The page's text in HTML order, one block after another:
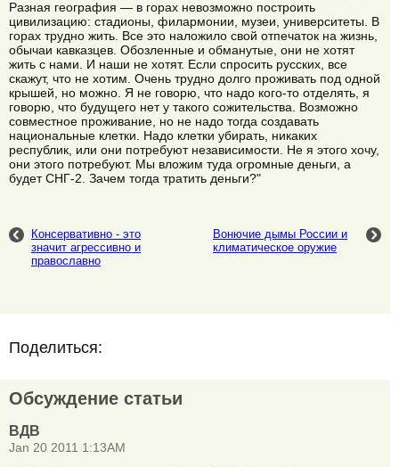
Разная география — в горах невозможно построить
цивилизацию: стадионы, филармонии, музеи, университеты. В
горах трудно жить. Все это наложило свой отпечаток на жизнь,
обычаи кавказцев. Обозленные и обманутые, они не хотят
жить с нами. И наши не хотят. Если спросить русских, все
скажут, что не хотим. Очень трудно долго проживать под одной
крышей, но можно. Я не говорю, что надо кого-то отделять, я
говорю, что будущего нет у такого сожительства. Возможно
совместное проживание, но не надо тогда создавать
национальные клетки. Надо клетки убирать, никаких
республик, или они потребуют независимости. Не я этого хочу,
они этого потребуют. Мы вложим туда огромные деньги, а
будет СНГ-2. Зачем тогда тратить деньги?"
Консервативно - это
значит агрессивно и
православно
Вонючие дымы России и
климатическое оружие
Поделиться:
Обсуждение статьи
ВДВ
Jan 20 2011 1:13AM